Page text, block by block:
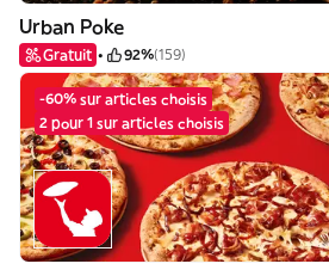
Urban Poke
Gratuit 92%(159)
-60% sur articles choisis
2 pour 1 sur articles choisis